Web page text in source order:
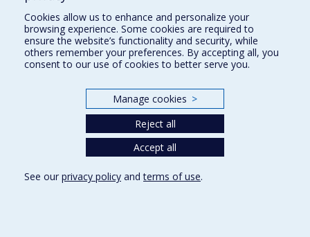
Plan du site
Signaler une erreur
Accessibilité
Nos départements et écoles
Cookies allow us to enhance and personalize your
browsing experience. Some cookies are required to
ensure the website’s functionality and security, while
others remember your preferences. By accepting all, you
consent to our use of cookies to better serve you.
Manage cookies >
Reject all
Accept all
See our privacy policy andterms of use.